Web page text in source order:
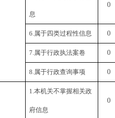
息
0
6.属于四类过程性信息 0
7.属于行政执法案卷 0
8.属于行政查询事项 0
1.本机关不掌握相关政
府信息
0